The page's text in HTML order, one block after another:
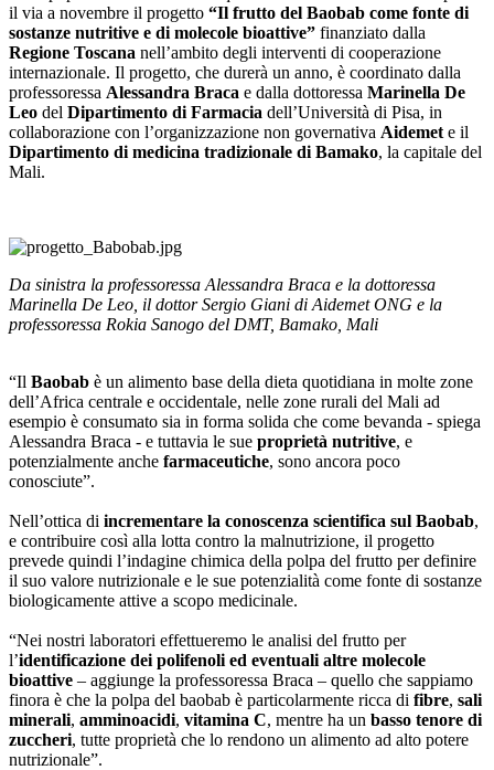
il via a novembre il progetto “Il frutto del Baobab come fonte di
sostanze nutritive e di molecole bioattive” finanziato dalla
Regione Toscana nell’ambito degli interventi di cooperazione
internazionale. Il progetto, che durerà un anno, è coordinato dalla
professoressa Alessandra Braca e dalla dottoressa Marinella De
Leo del Dipartimento di Farmacia dell’Università di Pisa, in
collaborazione con l’organizzazione non governativa Aidemet e il
Dipartimento di medicina tradizionale di Bamako, la capitale del
Mali.
Da sinistra la professoressa Alessandra Braca e la dottoressa
Marinella De Leo, il dottor Sergio Giani di Aidemet ONG e la
professoressa Rokia Sanogo del DMT, Bamako, Mali
“Il Baobab è un alimento base della dieta quotidiana in molte zone
dell’Africa centrale e occidentale, nelle zone rurali del Mali ad
esempio è consumato sia in forma solida che come bevanda - spiega
Alessandra Braca - e tuttavia le sue proprietà nutritive, e
potenzialmente anche farmaceutiche, sono ancora poco
conosciute”.
Nell’ottica di incrementare la conoscenza scientifica sul Baobab,
e contribuire così alla lotta contro la malnutrizione, il progetto
prevede quindi l’indagine chimica della polpa del frutto per definire
il suo valore nutrizionale e le sue potenzialità come fonte di sostanze
biologicamente attive a scopo medicinale.
“Nei nostri laboratori effettueremo le analisi del frutto per
l’identificazione dei polifenoli ed eventuali altre molecole
bioattive – aggiunge la professoressa Braca – quello che sappiamo
finora è che la polpa del baobab è particolarmente ricca di fibre, sali
minerali, amminoacidi, vitamina C, mentre ha un basso tenore di
zuccheri, tutte proprietà che lo rendono un alimento ad alto potere
nutrizionale”.